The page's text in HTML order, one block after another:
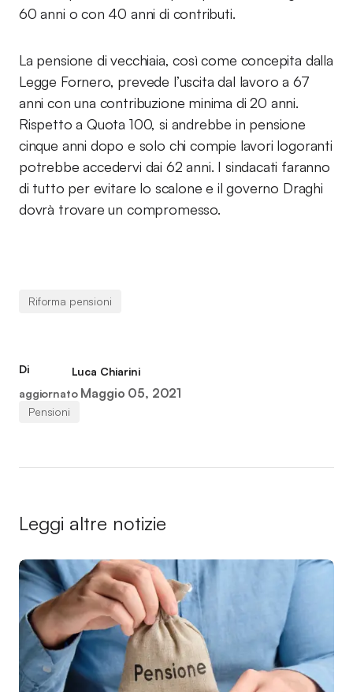
60 anni o con 40 anni di contributi.
La pensione di vecchiaia, così come concepita dalla
Legge Fornero, prevede l’uscita dal lavoro a 67
anni con una contribuzione minima di 20 anni.
Rispetto a Quota 100, si andrebbe in pensione
cinque anni dopo e solo chi compie lavori logoranti
potrebbe accedervi dai 62 anni. I sindacati faranno
di tutto per evitare lo scalone e il governo Draghi
dovrà trovare un compromesso.
Riforma pensioni
Di
Luca Chiarini
aggiornato Maggio 05, 2021
Pensioni
Leggi altre notizie